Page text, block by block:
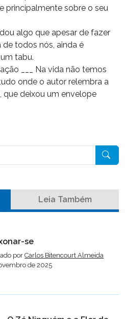
principalmente sobre o seu
algo que apesar de fazer
de todos nós, ainda é
tabu.
___ Na vida não temos
onde o autor relembra a
que deixou um envelope
Leia Também
se
porCarlos Bitencourt Almeida
de 2025